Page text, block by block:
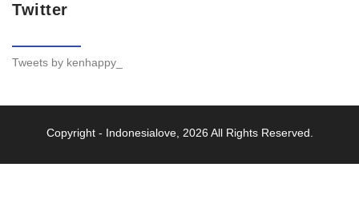
Twitter
Tweets by kenhappy_
Copyright - Indonesialove, 2026 All Rights Reserved.